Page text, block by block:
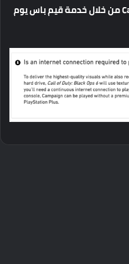
منخلالخدمةقيمباسيوم